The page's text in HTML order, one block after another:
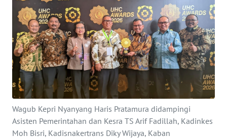
Wagub Kepri Nyanyang Haris Pratamura didampingi
Asisten Pemerintahan dan Kesra TS Arif Fadillah, Kadinkes
Moh Bisri, Kadisnakertrans Diky Wijaya, Kaban
NATUNA
BINTAN
Informasi
INDEKS
BERITA
KONTAK